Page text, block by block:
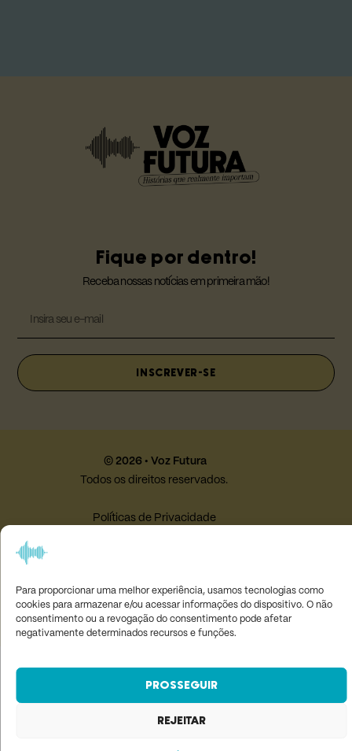
Para proporcionar uma melhor experiência, usamos tecnologias como
cookies para armazenar e/ou acessar informações do dispositivo. O não
consentimento ou a revogação do consentimento pode afetar
negativamente determinados recursos e funções.
PROSSEGUIR
REJEITAR
Fique por dentro!
Receba nossas notícias em primeira mão!
INSCREVER-SE
© 2026 • Voz Futura
Todos os direitos reservados.
Políticas de Privacidade